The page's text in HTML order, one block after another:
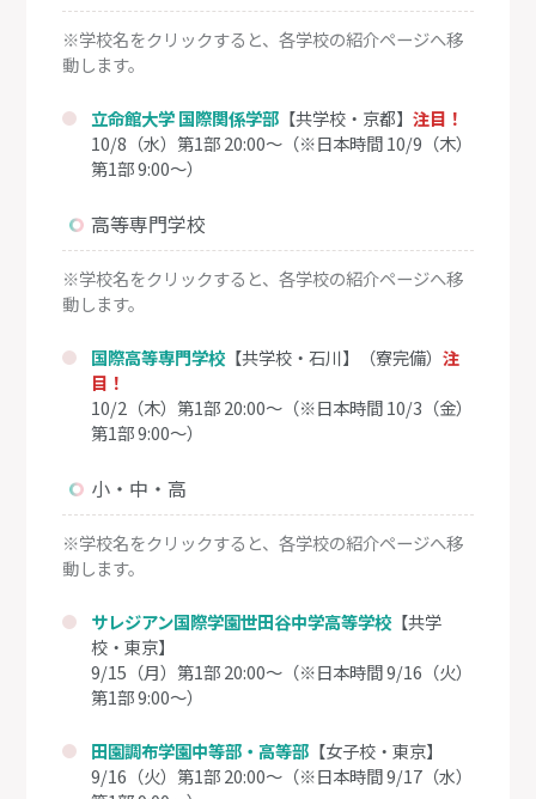
※学校名をクリックすると、各学校の紹介ページへ移
動します。
立命館大学 国際関係学部 【共学校・京都】注目！
10/8（水）第1部 20:00～（※日本時間 10/9（木）
第1部 9:00～）
高等専門学校
※学校名をクリックすると、各学校の紹介ページへ移
動します。
国際高等専門学校 【共学校・石川】（寮完備）注
目！
10/2（木）第1部 20:00～（※日本時間 10/3（金）
第1部 9:00～）
小・中・高
※学校名をクリックすると、各学校の紹介ページへ移
動します。
サレジアン国際学園世田谷中学高等学校 【共学
校・東京】
9/15（月）第1部 20:00～（※日本時間 9/16（火）
第1部 9:00～）
田園調布学園中等部・高等部 【女子校・東京】
9/16（火）第1部 20:00～（※日本時間 9/17（水）